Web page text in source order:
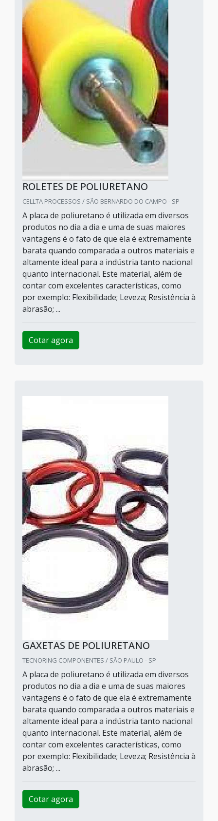
ROLETES DE POLIURETANO
CELLTA PROCESSOS / SÃO BERNARDO DO CAMPO - SP
A placa de poliuretano é utilizada em diversos
produtos no dia a dia e uma de suas maiores
vantagens é o fato de que ela é extremamente
barata quando comparada a outros materiais e
altamente ideal para a indústria tanto nacional
quanto internacional. Este material, além de
contar com excelentes características, como
por exemplo: Flexibilidade; Leveza; Resistência à
abrasão; ...
Cotar agora
GAXETAS DE POLIURETANO
TECNORING COMPONENTES / SÃO PAULO - SP
A placa de poliuretano é utilizada em diversos
produtos no dia a dia e uma de suas maiores
vantagens é o fato de que ela é extremamente
barata quando comparada a outros materiais e
altamente ideal para a indústria tanto nacional
quanto internacional. Este material, além de
contar com excelentes características, como
por exemplo: Flexibilidade; Leveza; Resistência à
abrasão; ...
Cotar agora